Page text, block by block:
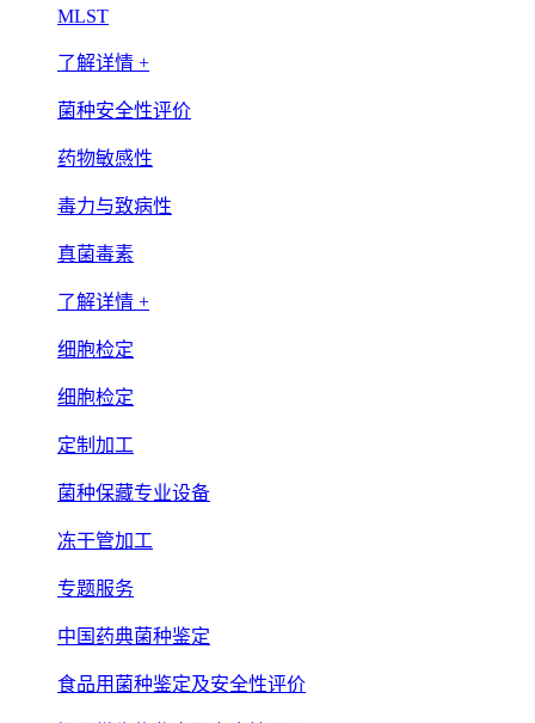
MLST
了解详情 +
菌种安全性评价
药物敏感性
毒力与致病性
真菌毒素
了解详情 +
细胞检定
细胞检定
定制加工
菌种保藏专业设备
冻干管加工
专题服务
中国药典菌种鉴定
食品用菌种鉴定及安全性评价